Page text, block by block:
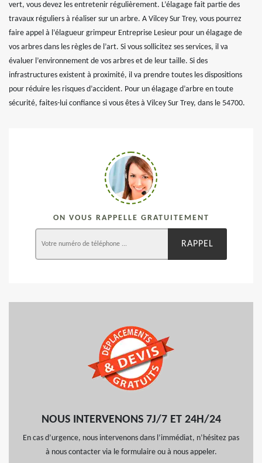
vert, vous devez les entretenir régulièrement. L’élagage fait partie des
travaux réguliers à réaliser sur un arbre. A Vilcey Sur Trey, vous pourrez
faire appel à l’élagueur grimpeur Entreprise Lesieur pour un élagage de
vos arbres dans les règles de l’art. Si vous sollicitez ses services, il va
évaluer l’environnement de vos arbres et de leur taille. Si des
infrastructures existent à proximité, il va prendre toutes les dispositions
pour réduire les risques d’accident. Pour un élagage d’arbre en toute
sécurité, faites-lui confiance si vous êtes à Vilcey Sur Trey, dans le 54700.
ON VOUS RAPPELLE GRATUITEMENT
NOUS INTERVENONS 7J/7 ET 24H/24
En cas d’urgence, nous intervenons dans l’immédiat, n’hésitez pas
à nous contacter via le formulaire ou à nous appeler.